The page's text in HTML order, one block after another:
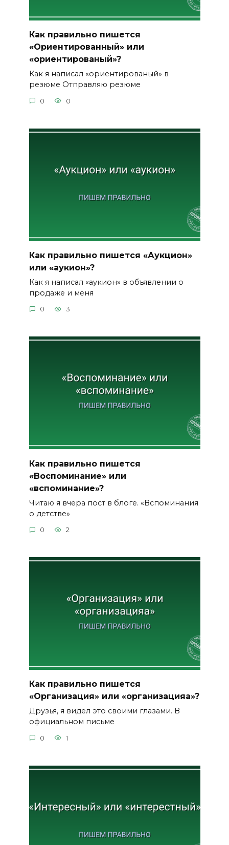
Как правильно пишется
«Ориентированный» или
«ориентированый»?
Как я написал «ориентированый» в
резюме Отправляю резюме
0 0
Как правильно пишется «Аукцион»
или «аукион»?
Как я написал «аукион» в объявлении о
продаже и меня
0 3
Как правильно пишется
«Воспоминание» или
«вспоминание»?
Читаю я вчера пост в блоге. «Вспоминания
о детстве»
0 2
Как правильно пишется
«Организация» или «организацияа»?
Друзья, я видел это своими глазами. В
официальном письме
0 1